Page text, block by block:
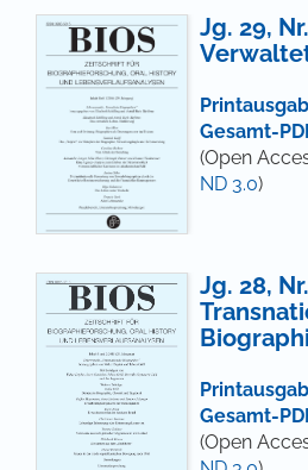
Jg. 29,
Gesamt-
(Open
ND 3.0)
Jg. 28,
Gesamt-
(Open